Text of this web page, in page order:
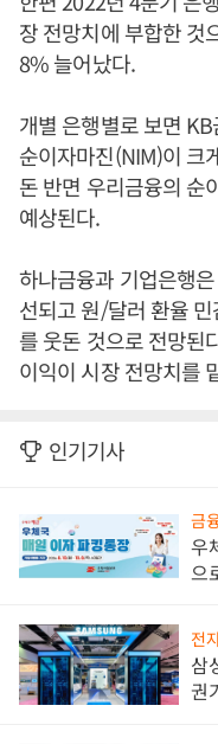
장 전망치에 부합한 것
8% 늘어났다.
개별 은행별로 보면
순이자마진(NIM)이 크
돈 반면 우리금융의 순
예상된다.
하나금융과 기업은행
선되고 원/달러 환율
를 웃돈 것으로 전망된
이익이 시장 전망치를
인기기사
금
우
으
전
삼
권